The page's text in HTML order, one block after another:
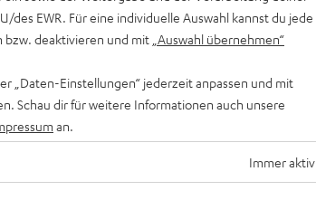
Keinen Store in der Nähe? Kein Problem, wir
des EWR. Für eine individuelle Auswahl kannst du jede
bzw. deaktivieren und mit „Auswahl übernehmen“
„Daten-Einstellungen“ jederzeit anpassen und mit
Schau dir für weitere Informationen auch unsere
an.
Immer aktiv